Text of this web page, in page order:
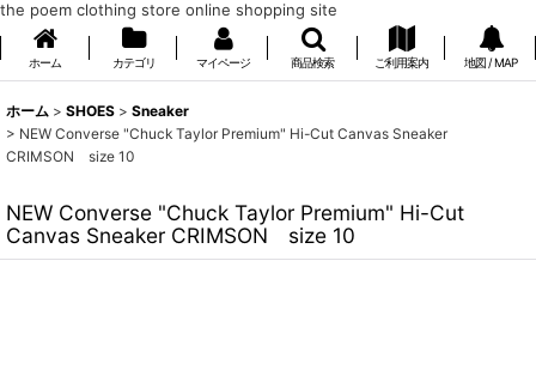
the poem clothing store online shopping site
ホーム カテゴリ マイページ 商品検索 ご利用案内 地図 / MAP
ホーム > SHOES > Sneaker
> NEW Converse "Chuck Taylor Premium" Hi-Cut Canvas Sneaker
CRIMSON size 10
NEW Converse "Chuck Taylor Premium" Hi-Cut
Canvas Sneaker CRIMSON size 10